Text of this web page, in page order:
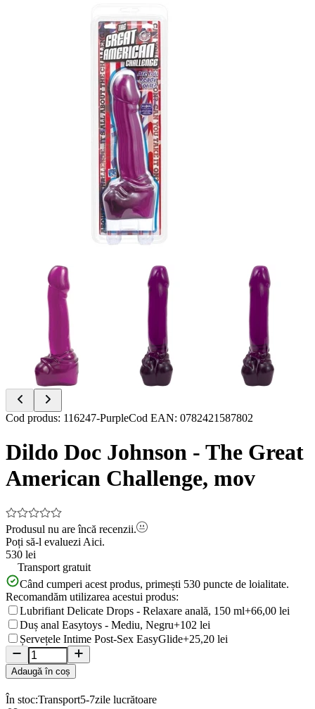
Item
of
Cod produs: 116247-PurpleCod EAN: 0782421587802
Dildo Doc Johnson - The Great
American Challenge, mov
Produsul nu are încă recenzii.
Poți să-l evaluezi Aici.
530 lei
Transport gratuit
Când cumperi acest produs, primești 530 puncte de loialitate.
Recomandăm utilizarea acestui produs:
Lubrifiant Delicate Drops - Relaxare anală, 150 ml+66,00 lei
Duș anal Easytoys - Mediu, Negru+102 lei
Șervețele Intime Post-Sex EasyGlide+25,20 lei
Adaugă în coș
În stoc:Transport5-7zile lucrătoare